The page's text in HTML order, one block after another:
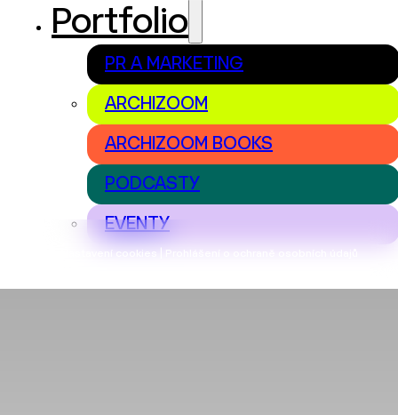
Nastavení cookies | Prohlášení o ochraně osobních údajů
Portfolio
PR A MARKETING
ARCHIZOOM
ARCHIZOOM BOOKS
PODCASTY
EVENTY